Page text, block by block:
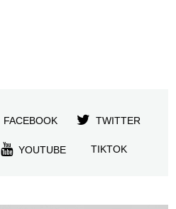
FACEBOOK TWITTER
YOUTUBE TIKTOK